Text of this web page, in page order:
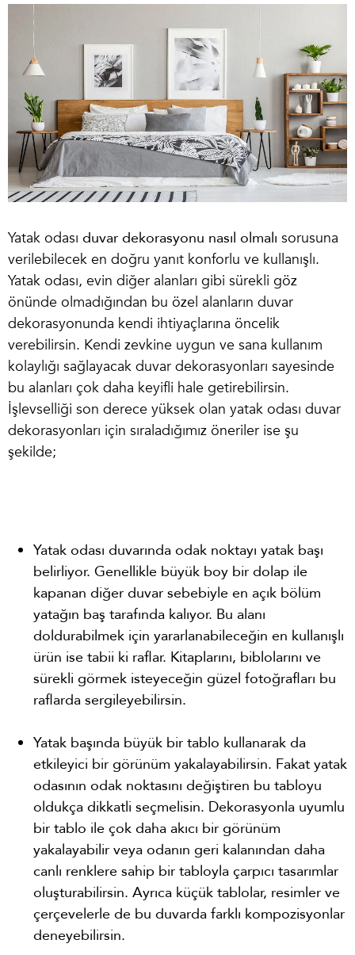
Yatak odası duvar dekorasyonu nasıl olmalı sorusuna
verilebilecek en doğru yanıt konforlu ve kullanışlı.
Yatak odası, evin diğer alanları gibi sürekli göz
önünde olmadığından bu özel alanların duvar
dekorasyonunda kendi ihtiyaçlarına öncelik
verebilirsin. Kendi zevkine uygun ve sana kullanım
kolaylığı sağlayacak duvar dekorasyonları sayesinde
bu alanları çok daha keyifli hale getirebilirsin.
İşlevselliği son derece yüksek olan yatak odası duvar
dekorasyonları için sıraladığımız öneriler ise şu
şekilde;
Yatak odası duvarında odak noktayı yatak başı
belirliyor. Genellikle büyük boy bir dolap ile
kapanan diğer duvar sebebiyle en açık bölüm
yatağın baş tarafında kalıyor. Bu alanı
doldurabilmek için yararlanabileceğin en kullanışlı
ürün ise tabii ki raflar. Kitaplarını, biblolarını ve
sürekli görmek isteyeceğin güzel fotoğrafları bu
raflarda sergileyebilirsin.
Yatak başında büyük bir tablo kullanarak da
etkileyici bir görünüm yakalayabilirsin. Fakat yatak
odasının odak noktasını değiştiren bu tabloyu
oldukça dikkatli seçmelisin. Dekorasyonla uyumlu
bir tablo ile çok daha akıcı bir görünüm
yakalayabilir veya odanın geri kalanından daha
canlı renklere sahip bir tabloyla çarpıcı tasarımlar
oluşturabilirsin. Ayrıca küçük tablolar, resimler ve
çerçevelerle de bu duvarda farklı kompozisyonlar
deneyebilirsin.